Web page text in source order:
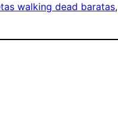
walking dead baratas,